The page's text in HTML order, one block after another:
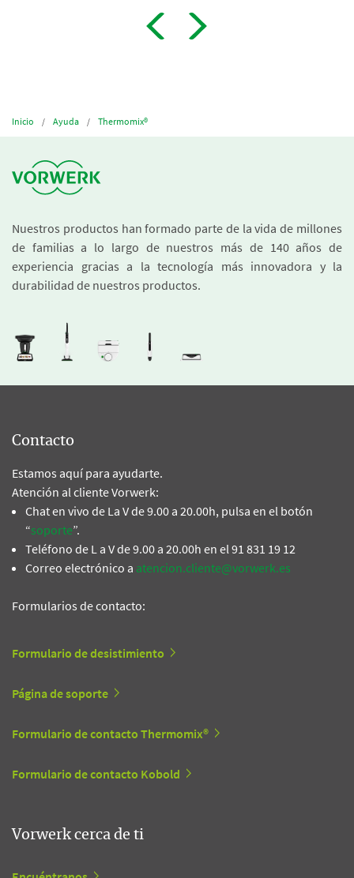
Inicio Ayuda Thermomix®
Nuestros productos han formado parte de la vida de millones
de familias a lo largo de nuestros más de 140 años de
experiencia gracias a la tecnología más innovadora y la
durabilidad de nuestros productos.
Contacto
Estamos aquí para ayudarte.
Atención al cliente Vorwerk:
Chat en vivo de La V de 9.00 a 20.00h, pulsa en el botón
“soporte”.
Teléfono de L a V de 9.00 a 20.00h en el 91 831 19 12
Correo electrónico a atencion.cliente@vorwerk.es
Formularios de contacto:
Formulario de desistimiento
Página de soporte
Formulario de contacto Thermomix®
Formulario de contacto Kobold
Vorwerk cerca de ti